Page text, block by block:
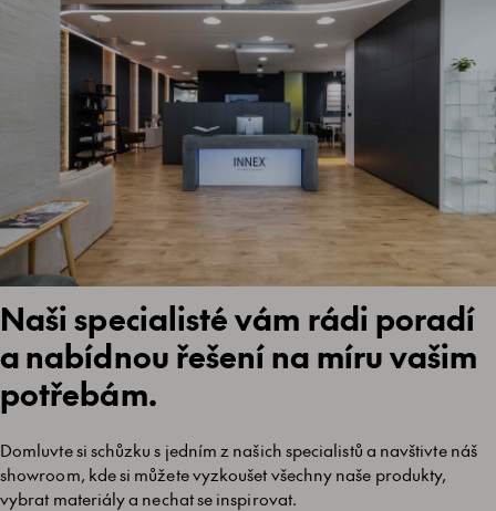
Naši specialisté vám rádi poradí
a nabídnou řešení na míru vašim
potřebám.
Domluvte si schůzku s jedním z našich specialistů a navštivte náš
showroom, kde si můžete vyzkoušet všechny naše produkty,
vybrat materiály a nechat se inspirovat.